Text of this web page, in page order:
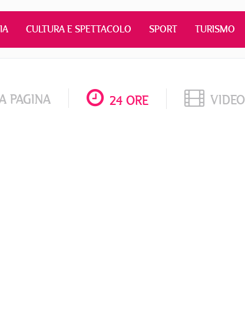
CULTURA E SPETTACOLO SPORT TURISMO
PAGINA 24 ORE VIDEO